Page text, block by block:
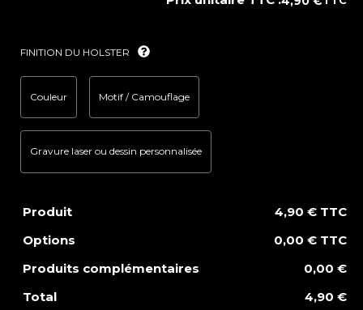
FINITION DU HOLSTER
Couleur Motif / Camouflage
Gravure laser ou dessin personnalisée
Produit
4,90 € TTC
Options
0,00 € TTC
Produits complémentaires
0,00 €
Total
4,90 €